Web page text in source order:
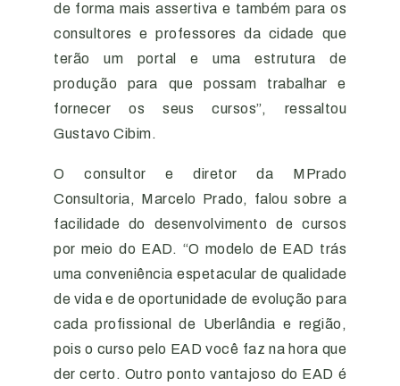
de forma mais assertiva e também para os
consultores e professores da cidade que
terão um portal e uma estrutura de
produção para que possam trabalhar e
fornecer os seus cursos”, ressaltou
Gustavo Cibim.
O consultor e diretor da MPrado
Consultoria, Marcelo Prado, falou sobre a
facilidade do desenvolvimento de cursos
por meio do EAD. “O modelo de EAD trás
uma conveniência espetacular de qualidade
de vida e de oportunidade de evolução para
cada profissional de Uberlândia e região,
pois o curso pelo EAD você faz na hora que
der certo. Outro ponto vantajoso do EAD é